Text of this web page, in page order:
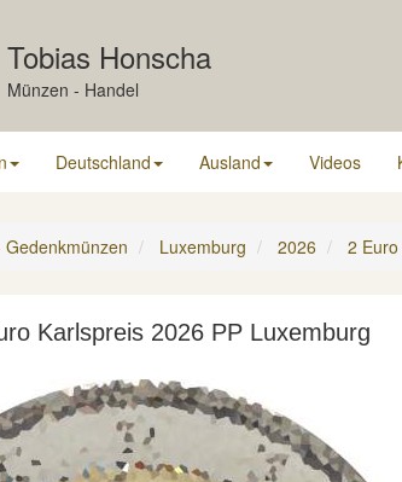
Tobias Honscha
Münzen - Handel
Deutschland Ausland Videos
Gedenkmünzen Luxemburg 2026 2
Karlspreis 2026 PP Luxemburg